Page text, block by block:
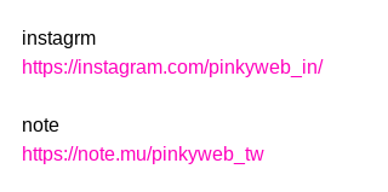
instagrm
https://instagram.com/pinkyweb_in/
note
https://note.mu/pinkyweb_tw